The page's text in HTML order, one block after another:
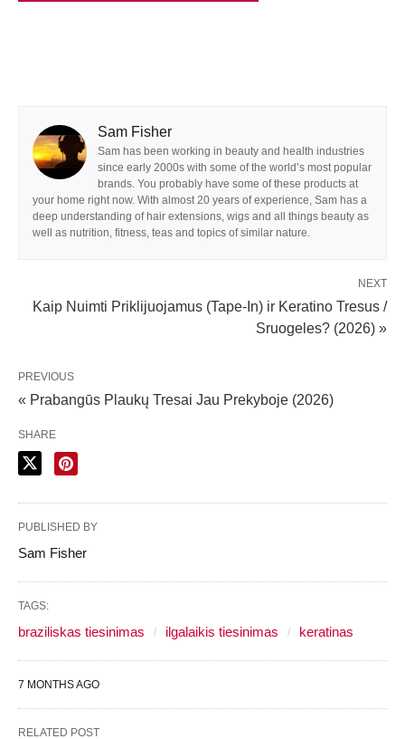
Sam Fisher
Sam has been working in beauty and health industries
since early 2000s with some of the world’s most popular
brands. You probably have some of these products at
your home right now. With almost 20 years of experience, Sam has a
deep understanding of hair extensions, wigs and all things beauty as
well as nutrition, fitness, teas and topics of similar nature.
NEXT
Kaip Nuimti Priklijuojamus (Tape-In) ir Keratino Tresus /
Sruogeles? (2026) »
PREVIOUS
« Prabangūs Plaukų Tresai Jau Prekyboje (2026)
SHARE
PUBLISHED BY
Sam Fisher
TAGS:
braziliskas tiesinimas ilgalaikis tiesinimas keratinas
7 MONTHS AGO
RELATED POST